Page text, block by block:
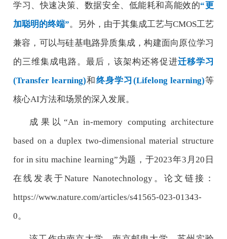
学习、快速决策、数据安全、低能耗和高能效的“ 更
加聪明的终端”。另外，由于其集成工艺与CMOS工艺
兼容，可以与硅基电路异质集成，构建面向原位学习
的三维集成电路。最后，该架构还将促进迁移学习
(Transfer learning)和 终身学习 (Lifelong learning)等
核心AI方法和场景的深入发展。
成果以 “An in-memory computing architecture
based on a duplex two-dimensional material structure
for in situ machine learning”为题，于2023年3 月20 日
在线发表于Nature Nanotechnology。 论文链接 ：
https://www.nature.com/articles/s41565-023-01343-
0。